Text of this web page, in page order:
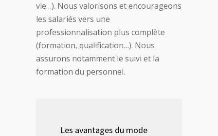
vie…). Nous valorisons et encourageons
les salariés vers une
professionnalisation plus complète
(formation, qualification…). Nous
assurons notamment le suivi et la
formation du personnel.
Les avantages du mode